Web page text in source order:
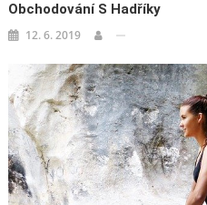
Obchodování S Hadříky
12. 6. 2019